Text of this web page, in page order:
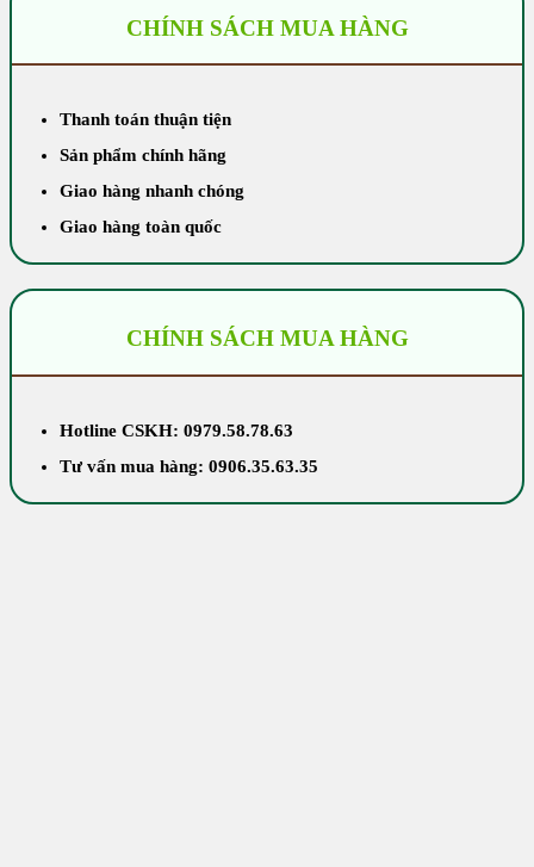
60.000VND
đến
CHÍNH SÁCH MUA HÀNG
Thanh toán thuận tiện
Sản phẩm chính hãng
Giao hàng nhanh chóng
Giao hàng toàn quốc
CHÍNH SÁCH MUA HÀNG
Hotline CSKH: 0979.58.78.63
Tư vấn mua hàng: 0906.35.63.35